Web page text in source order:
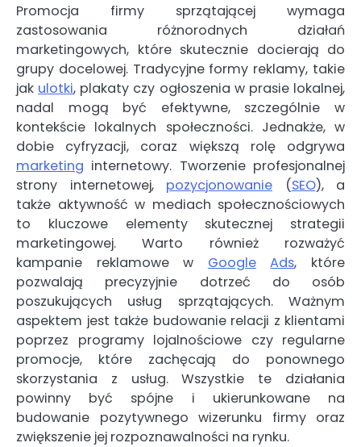
Promocja firmy sprzątającej wymaga
zastosowania różnorodnych działań
marketingowych, które skutecznie docierają do
grupy docelowej. Tradycyjne formy reklamy, takie
jak ulotki, plakaty czy ogłoszenia w prasie lokalnej,
nadal mogą być efektywne, szczególnie w
kontekście lokalnych społeczności. Jednakże, w
dobie cyfryzacji, coraz większą rolę odgrywa
marketing internetowy. Tworzenie profesjonalnej
strony internetowej, pozycjonowanie (SEO), a
także aktywność w mediach społecznościowych
to kluczowe elementy skutecznej strategii
marketingowej. Warto również rozważyć
kampanie reklamowe w Google Ads, które
pozwalają precyzyjnie dotrzeć do osób
poszukujących usług sprzątających. Ważnym
aspektem jest także budowanie relacji z klientami
poprzez programy lojalnościowe czy regularne
promocje, które zachęcają do ponownego
skorzystania z usług. Wszystkie te działania
powinny być spójne i ukierunkowane na
budowanie pozytywnego wizerunku firmy oraz
zwiększenie jej rozpoznawalności na rynku.